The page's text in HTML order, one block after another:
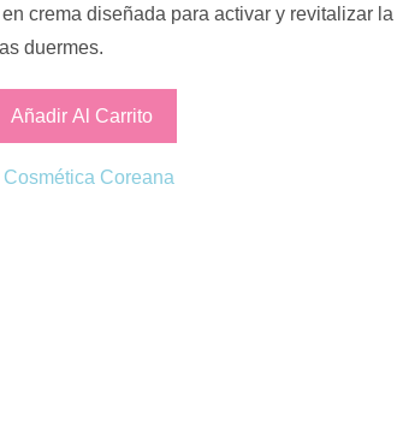
crema diseñada para activar y revitalizar la
duermes.
Añadir Al Carrito
Cosmética Coreana